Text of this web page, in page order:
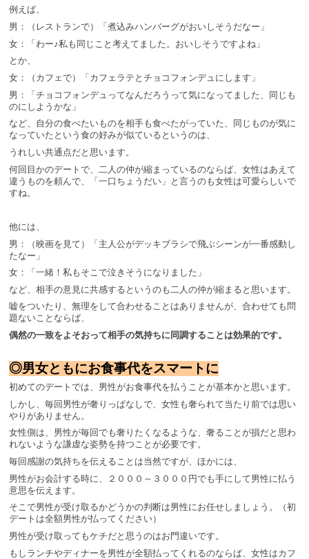
例えば、
男：（レストランで）「煮込みハンバーグがおいしそうだなー」
女：「わー♪私も同じこと考えてました。おいしそうですよね」
とか、
女：（カフェで）「カフェラテとチョコフォンデュにします」
男：「チョコフォンデュってなんだろうって気になってました、同じも
のにしようかな」
など、自分の食べたいものを相手も食べたがっていた、同じものが気に
なっていたという食の好みが似ているというのは、
うれしい共通点だと思います。
何回目かのデートで、二人の仲が縮まっているのならば、女性はあえて
違うものを頼んで、「一口ちょうだい」と言うのも女性は可愛らしいで
すね。
他には、
男：（映画を見て）「主人公がデッキブラシで飛ぶシーンが一番感動し
たなー」
女：「一緒！私もそこで泣きそうになりました」
など、相手の意見に共感するというのも二人の仲が縮まると思います。
嘘をついたり、無理をして合わせることはありませんが、合わせても問
題ないことならば、
偶然の一致をよそおって相手の気持ちに同調することは効果的です。
◎男女ともにお食事代をスマートに
初めてのデートでは、男性がお食事代を払うことが基本かと思います。
しかし、毎回男性が奢りっぱなしで、女性も奢られて当たり前では思い
やりがありません。
女性側は、男性が毎回でも奢りたくなるような、奢ることが損だと思わ
れないような謙虚な姿勢を持つことが必要です。
毎回感謝の気持ちを伝えることは当然ですが、ほかには、
男性がお会計する時に、２０００～３０００円でも手にして男性に払う
意思を伝えます。
そこで男性が受け取るかどうかの判断は男性にお任せしましょう。（初
デートは全額男性が払ってください）
男性が受け取ってもケチだと思うのはお門違いです。
もしランチやディナーを男性が全額払ってくれるのならば、女性はカフ